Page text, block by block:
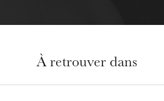
À retrouver dans